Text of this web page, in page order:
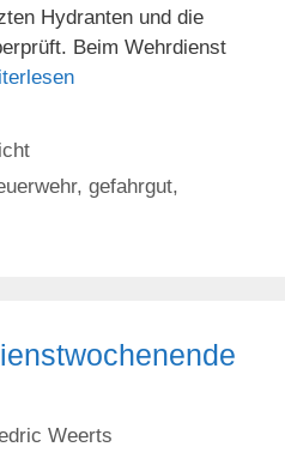
Hydranten und die
Beim Wehrdienst
,gefahrgut,
Weerts